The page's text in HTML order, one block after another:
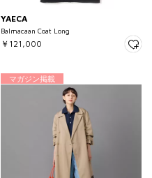
YAECA
Balmacaan Coat Long
￥121,000
マガジン掲載